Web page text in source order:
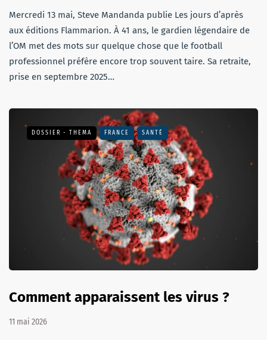
Mercredi 13 mai, Steve Mandanda publie Les jours d’après
aux éditions Flammarion. À 41 ans, le gardien légendaire de
l’OM met des mots sur quelque chose que le football
professionnel préfère encore trop souvent taire. Sa retraite,
prise en septembre 2025…
DOSSIER - THEMA FRANCE SANTÉ
Comment apparaissent les virus ?
11 mai 2026